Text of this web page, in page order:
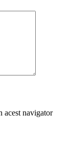
acest navigator